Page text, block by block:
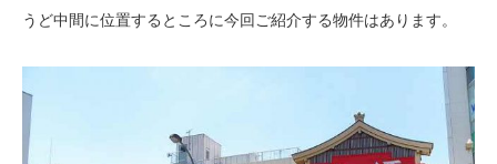
うど中間に位置するところに今回ご紹介する物件はあります。